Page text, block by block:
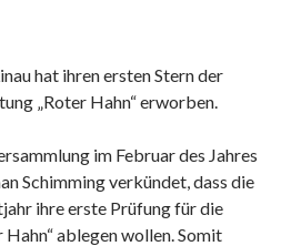
hat ihren ersten Stern der
„Roter Hahn“ erworben.
im Februar des Jahres
Schimming verkündet, dass die
ihre erste Prüfung für die
ablegen wollen. Somit